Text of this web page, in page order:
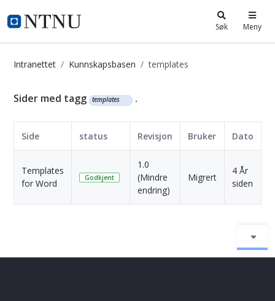
i.ntnu.no Søk Meny
Intranettet Kunnskapsbasen templates
Kunnskapsbasen
Sider med tagg templates .
Side status Revisjon Bruker Dato
Templates
for Word
Godkjent
1.0
(Mindre
endring)
Migrert
4 År
siden